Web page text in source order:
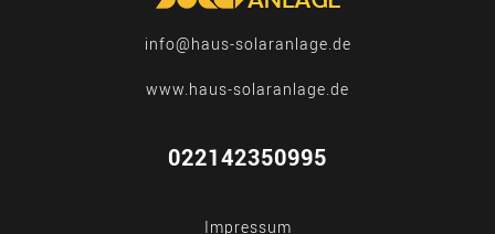
info@haus-solaranlage.de
www.haus-solaranlage.de
022142350995
Impressum